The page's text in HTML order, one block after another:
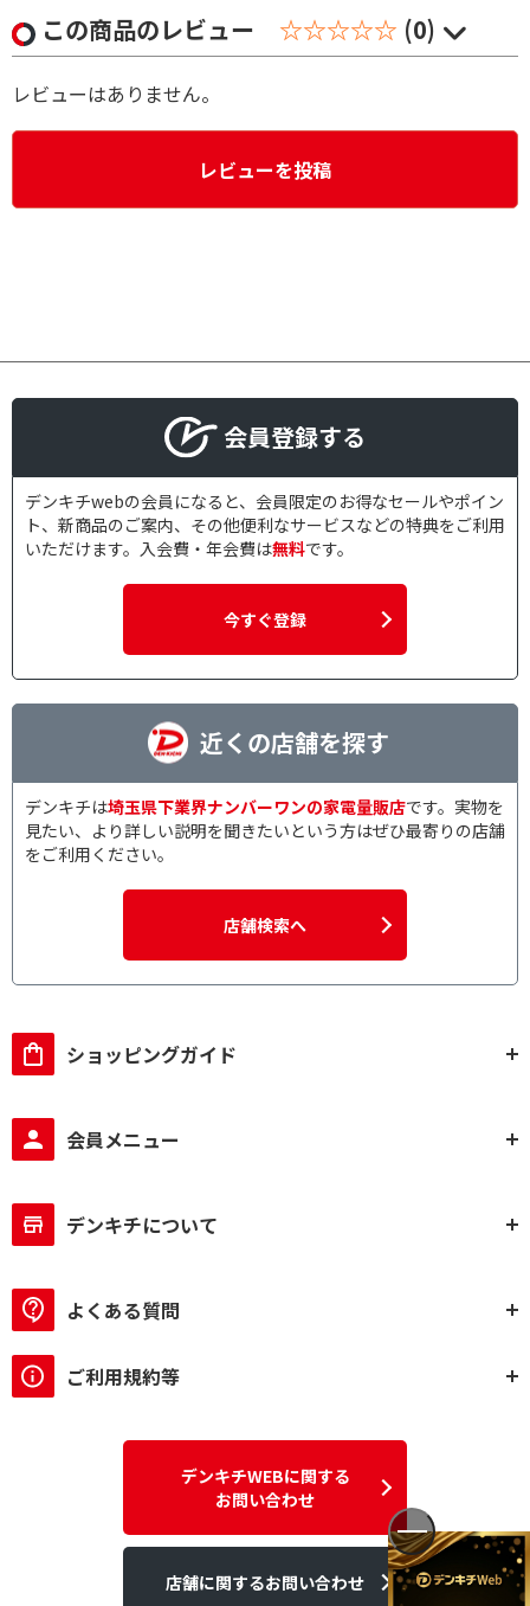
この商品のレビュー ☆☆☆☆☆ (0)
レビューはありません。
レビューを投稿
会員登録する
デンキチwebの会員になると、会員限定のお得なセールやポイン
ト、新商品のご案内、その他便利なサービスなどの特典をご利用
いただけます。入会費・年会費は無料です。
今すぐ登録
近くの店舗を探す
デンキチは埼玉県下業界ナンバーワンの家電量販店です。実物を
見たい、より詳しい説明を聞きたいという方はぜひ最寄りの店舗
をご利用ください。
店舗検索へ
ショッピングガイド
会員メニュー
デンキチについて
よくある質問
ご利用規約等
デンキチWEBに関する
お問い合わせ
店舗に関するお問い合わせ